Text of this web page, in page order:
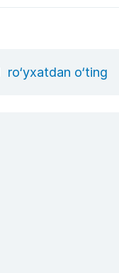
ro‘yxatdan o‘ting